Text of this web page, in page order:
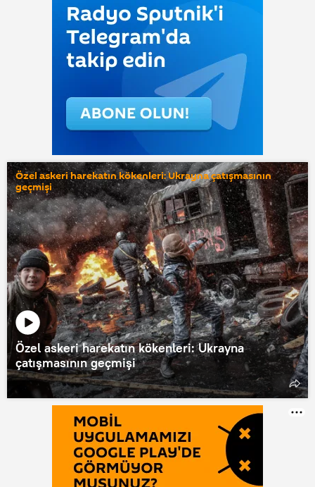
Özel askeri harekatın kökenleri: Ukrayna çatışmasının
geçmişi
Özel askeri harekatın kökenleri: Ukrayna
çatışmasının geçmişi